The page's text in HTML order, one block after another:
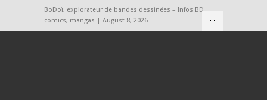
BoDoï, explorateur de bandes dessinées – Infos BD,
comics, mangas | August 8, 2026